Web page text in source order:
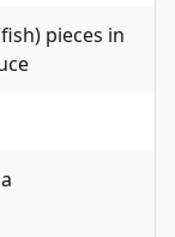
pieces in